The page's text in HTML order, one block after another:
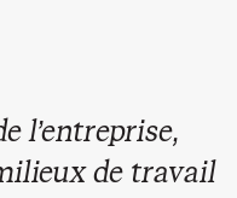
l’entreprise,
de travail